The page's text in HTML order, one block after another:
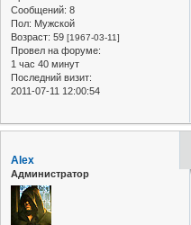
Сообщений: 8
Пол: Мужской
Возраст: 59 [1967-03-11]
Провел на форуме:
1 час 40 минут
Последний визит:
2011-07-11 12:00:54
Alex
Администратор